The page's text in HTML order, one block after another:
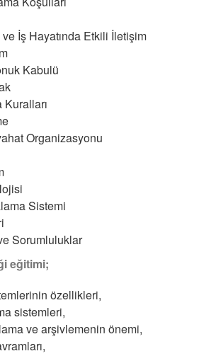
İş Hayatında Etkili İletişim
Kabulü
Kuralları
Organizasyonu
Sistemi
Sorumluluklar
eğitimi;
özellikleri,
sistemleri,
ve arşivlemenin önemi,